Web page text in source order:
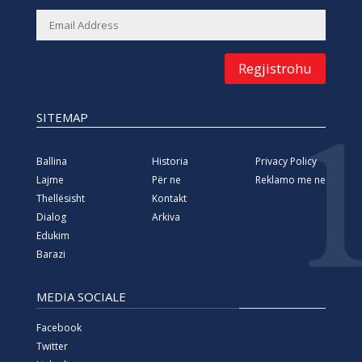
Regjistrohu
SITEMAP
Ballina
Lajme
Thellësisht
Dialog
Edukim
Barazi
Historia
Për ne
Kontakt
Arkiva
Privacy Policy
Reklamo me ne
MEDIA SOCIALE
Facebook
Twitter